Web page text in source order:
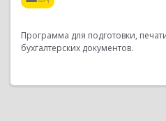
Программа для подготовки,
бухгалтерских документов.